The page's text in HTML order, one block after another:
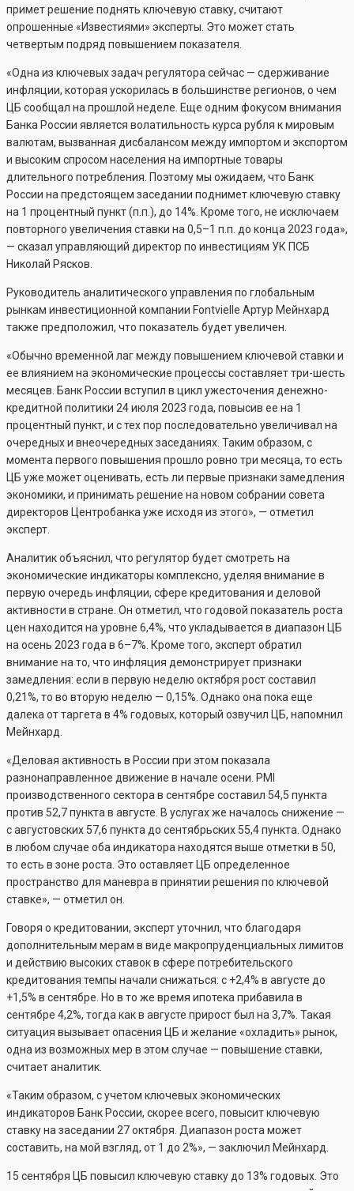
примет решение поднять ключевую ставку, считают
опрошенные «Известиями» эксперты. Это может стать
четвертым подряд повышением показателя.
«Одна из ключевых задач регулятора сейчас — сдерживание
инфляции, которая ускорилась в большинстве регионов, о чем
ЦБ сообщал на прошлой неделе. Еще одним фокусом внимания
Банка России является волатильность курса рубля к мировым
валютам, вызванная дисбалансом между импортом и экспортом
и высоким спросом населения на импортные товары
длительного потребления. Поэтому мы ожидаем, что Банк
России на предстоящем заседании поднимет ключевую ставку
на 1 процентный пункт (п.п.), до 14%. Кроме того, не исключаем
повторного увеличения ставки на 0,5–1 п.п. до конца 2023 года»,
— сказал управляющий директор по инвестициям УК ПСБ
Николай Рясков.
Руководитель аналитического управления по глобальным
рынкам инвестиционной компании Fontvielle Артур Мейнхард
также предположил, что показатель будет увеличен.
«Обычно временной лаг между повышением ключевой ставки и
ее влиянием на экономические процессы составляет три-шесть
месяцев. Банк России вступил в цикл ужесточения денежно-
кредитной политики 24 июля 2023 года, повысив ее на 1
процентный пункт, и с тех пор последовательно увеличивал на
очередных и внеочередных заседаниях. Таким образом, с
момента первого повышения прошло ровно три месяца, то есть
ЦБ уже может оценивать, есть ли первые признаки замедления
экономики, и принимать решение на новом собрании совета
директоров Центробанка уже исходя из этого», — отметил
эксперт.
Аналитик объяснил, что регулятор будет смотреть на
экономические индикаторы комплексно, уделяя внимание в
первую очередь инфляции, сфере кредитования и деловой
активности в стране. Он отметил, что годовой показатель роста
цен находится на уровне 6,4%, что укладывается в диапазон ЦБ
на осень 2023 года в 6–7%. Кроме того, эксперт обратил
внимание на то, что инфляция демонстрирует признаки
замедления: если в первую неделю октября рост составил
0,21%, то во вторую неделю — 0,15%. Однако она пока еще
далека от таргета в 4% годовых, который озвучил ЦБ, напомнил
Мейнхард.
«Деловая активность в России при этом показала
разнонаправленное движение в начале осени. PMI
производственного сектора в сентябре составил 54,5 пункта
против 52,7 пункта в августе. В услугах же началось снижение —
с августовских 57,6 пункта до сентябрьских 55,4 пункта. Однако
в любом случае оба индикатора находятся выше отметки в 50,
то есть в зоне роста. Это оставляет ЦБ определенное
пространство для маневра в принятии решения по ключевой
ставке», — отметил он.
Говоря о кредитовании, эксперт уточнил, что благодаря
дополнительным мерам в виде макропруденциальных лимитов
и действию высоких ставок в сфере потребительского
кредитования темпы начали снижаться: с +2,4% в августе до
+1,5% в сентябре. Но в то же время ипотека прибавила в
сентябре 4,2%, тогда как в августе прирост был на 3,7%. Такая
ситуация вызывает опасения ЦБ и желание «охладить» рынок,
одна из возможных мер в этом случае — повышение ставки,
считает аналитик.
«Таким образом, с учетом ключевых экономических
индикаторов Банк России, скорее всего, повысит ключевую
ставку на заседании 27 октября. Диапазон роста может
составить, на мой взгляд, от 1 до 2%», — заключил Мейнхард.
15 сентября ЦБ повысил ключевую ставку до 13% годовых. Это